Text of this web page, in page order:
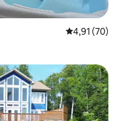
4,91 av 5 i
4,91 (70)